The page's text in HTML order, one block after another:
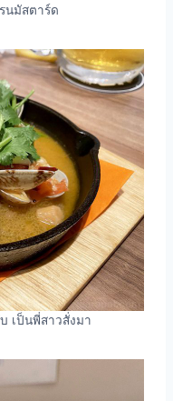
นมัสตาร์ด
เป็นพี่สาวสั่งมา